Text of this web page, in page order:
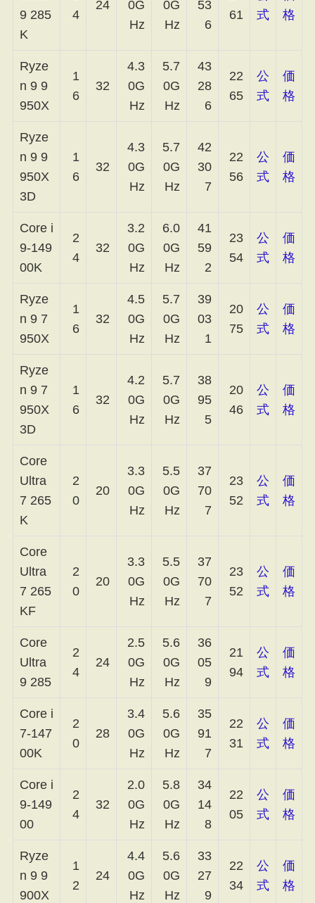
9 285
K
4
24
0G
Hz
0G
Hz
53
6
61
式
格
Ryze
n 9 9
950X
1
6
32
4.3
0G
Hz
5.7
0G
Hz
43
28
6
22
65
公
式
価
格
Ryze
n 9 9
950X
3D
1
6
32
4.3
0G
Hz
5.7
0G
Hz
42
30
7
22
56
公
式
価
格
Core i
9-149
00K
2
4
32
3.2
0G
Hz
6.0
0G
Hz
41
59
2
23
54
公
式
価
格
Ryze
n 9 7
950X
1
6
32
4.5
0G
Hz
5.7
0G
Hz
39
03
1
20
75
公
式
価
格
Ryze
n 9 7
950X
3D
1
6
32
4.2
0G
Hz
5.7
0G
Hz
38
95
5
20
46
公
式
価
格
Core
Ultra
7 265
K
2
0
20
3.3
0G
Hz
5.5
0G
Hz
37
70
7
23
52
公
式
価
格
Core
Ultra
7 265
KF
2
0
20
3.3
0G
Hz
5.5
0G
Hz
37
70
7
23
52
公
式
価
格
Core
Ultra
9 285
2
4
24
2.5
0G
Hz
5.6
0G
Hz
36
05
9
21
94
公
式
価
格
Core i
7-147
00K
2
0
28
3.4
0G
Hz
5.6
0G
Hz
35
91
7
22
31
公
式
価
格
Core i
9-149
00
2
4
32
2.0
0G
Hz
5.8
0G
Hz
34
14
8
22
05
公
式
価
格
Ryze
n 9 9
900X
1
2
24
4.4
0G
Hz
5.6
0G
Hz
33
27
9
22
34
公
式
価
格